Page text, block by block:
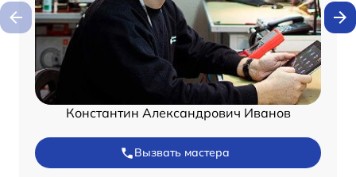
Константин Александрович Иванов
Вызвать мастера